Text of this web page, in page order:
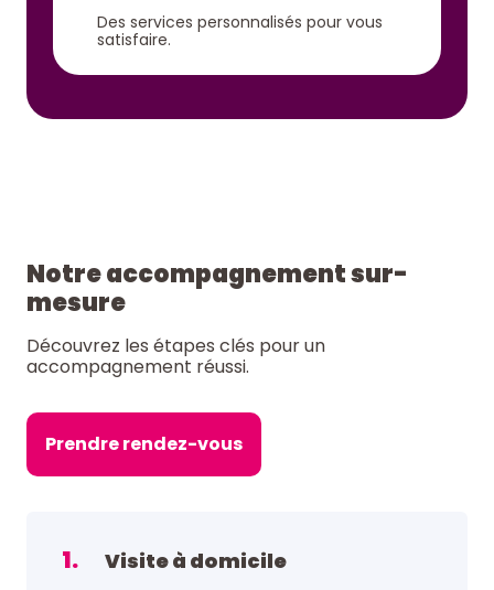
Des services personnalisés pour vous
satisfaire.
Notre accompagnement sur-
mesure
Découvrez les étapes clés pour un
accompagnement réussi.
Prendre rendez-vous
1.
Visite à domicile